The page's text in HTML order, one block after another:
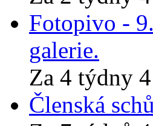
Fotopivo -
galerie.
Za 4 týdny
Členská